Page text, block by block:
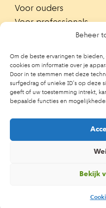
Beheer
Om de beste ervaringen te
cookies om informatie over je
Door in te stemmen met deze
surfgedrag of unieke ID's op deze
geeft of uw toestemming intrekt,
bepaalde functies en
Bekijk
Voor ouders
Voor professionals
Zoek contactpersoon
Trainingen
Ouderportaal JGZ